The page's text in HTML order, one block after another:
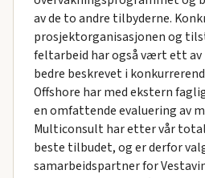
av de to andre tilbyderne.
prosjektorganisasjonen og
feltarbeid har også vært ett av
bedre beskrevet i
Offshore har med ekstern
en omfattende evaluering av
Multiconsult har etter vår
beste tilbudet, og er derfor
samarbeidspartner for